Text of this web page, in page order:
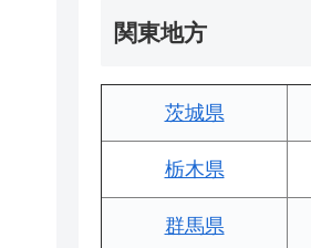
関東地方
茨城県
栃木県
群馬県